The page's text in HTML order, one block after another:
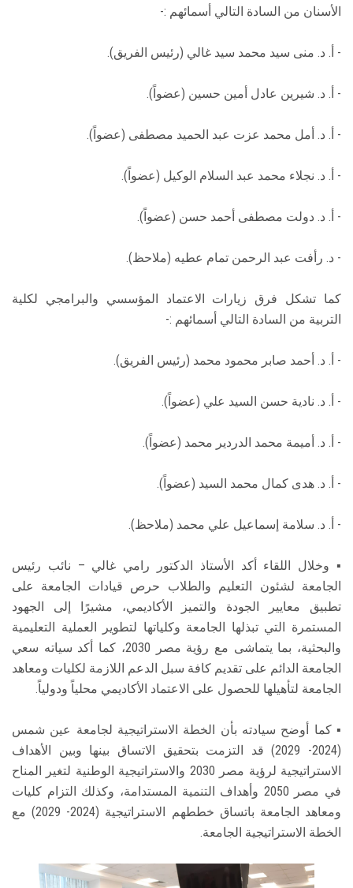
الأسنان من السادة التالي أسمائهم :-
- أ. د. منى سيد محمد سيد غالي (رئيس الفريق).
- أ. د. شيرين عادل أمين حسين (عضواً).
- أ. د. أمل محمد عزت عبد الحميد مصطفى (عضواً).
- أ. د. نجلاء محمد عبد السلام الوكيل (عضواً).
- أ. د. دولت مصطفى أحمد حسن (عضواً).
- د. رأفت عبد الرحمن تمام عطيه (ملاحظ).
كما تشكل فرق زيارات الاعتماد المؤسسي والبرامجي لكلية
التربية من السادة التالي أسمائهم :-
- أ. د. أحمد صابر محمود محمد (رئيس الفريق).
- أ. د. نادية حسن السيد علي (عضواً).
- أ. د. أميمة محمد الدردير محمد (عضواً).
- أ. د. هدى كمال محمد السيد (عضواً).
- أ. د. سلامة إسماعيل علي محمد (ملاحظ).
▪ وخلال اللقاء أكد الأستاذ الدكتور رامي غالي – نائب رئيس
الجامعة لشئون التعليم والطلاب حرص قيادات الجامعة على
تطبيق معايير الجودة والتميز الأكاديمي، مشيرًا إلى الجهود
المستمرة التي تبذلها الجامعة وكلياتها لتطوير العملية التعليمية
والبحثية، بما يتماشى مع رؤية مصر 2030، كما أكد سياته سعي
الجامعة الدائم على تقديم كافة سبل الدعم اللازمة لكليات ومعاهد
الجامعة لتأهيلها للحصول على الاعتماد الأكاديمي محلياً ودولياً.
▪ كما أوضح سيادته بأن الخطة الاستراتيجية لجامعة عين شمس
(2024- 2029) قد التزمت بتحقيق الاتساق بينها وبين الأهداف
الاستراتيجية لرؤية مصر 2030 والاستراتيجية الوطنية لتغير المناح
في مصر 2050 وأهداف التنمية المستدامة، وكذلك التزام كليات
ومعاهد الجامعة باتساق خططهم الاستراتيجية (2024- 2029) مع
الخطة الاستراتيجية الجامعة.